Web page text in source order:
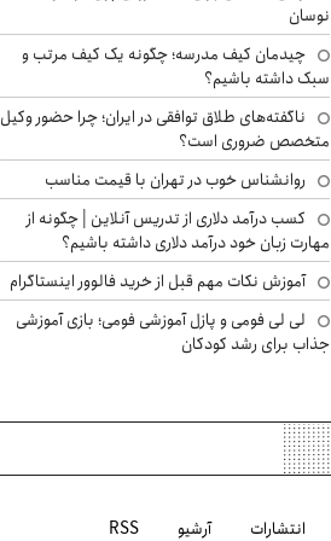
نوسان
چیدمان کیف مدرسه؛ چگونه یک کیف مرتب و
سبک داشته باشیم؟
ناگفته‌های طلاق توافقی در ایران؛ چرا حضور وکیل
متخصص ضروری است؟
روانشناس خوب در تهران با قیمت مناسب
کسب درآمد دلاری از تدریس آنلاین | چگونه از
مهارت زبان خود درآمد دلاری داشته باشیم؟
آموزش نکات مهم قبل از خرید فالوور اینستاگرام
لی لی فومی و پازل آموزشی فومی؛ بازی آموزشی
جذاب برای رشد کودکان
انتشارات آرشیو RSS